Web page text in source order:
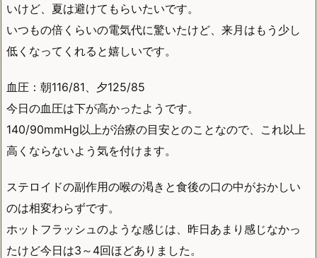
いけど、夏は避けてもらいたいです。
いつもの倍くらいの電気代に驚いたけど、来月はもう少し
低くなってくれると嬉しいです。
血圧：朝116/81、夕125/85
今日の血圧は下が高かったようです。
140/90mmHg以上が治療の目安とのことなので、これ以上
高くならないよう気を付けます。
ステロイドの副作用の喉の渇きと食後の口の中がおかしい
のは相変わらずです。
ホットフラッシュのような感じは、昨日あまり感じなかっ
たけど今日は3～4回ほどありました。